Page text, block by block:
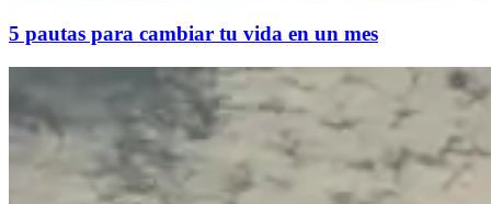
5 pautas para cambiar tu vida en un mes